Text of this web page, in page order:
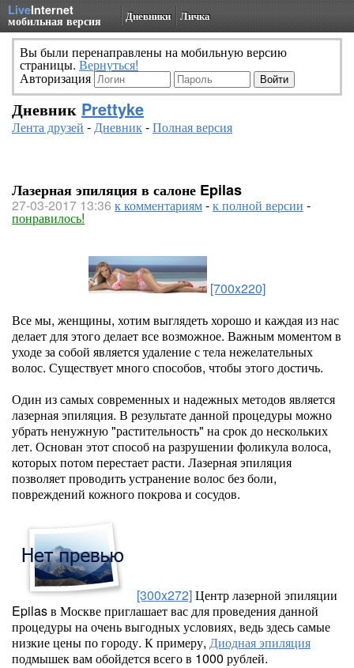
LiveInternet
мобильная версия Дневники Личка
Вы были перенаправлены на мобильную версию
страницы. Вернуться!
Авторизация
Дневник Prettyke
Лента друзей -Дневник-Полная версия
Лазерная эпиляция в салоне Epilas
27-03-2017 13:36 к комментариям-к полной версии -
понравилось!
[700x220]
Все мы, женщины, хотим выглядеть хорошо и каждая из нас
делает для этого делает все возможное. Важным моментом в
уходе за собой является удаление с тела нежелательных
волос. Существует много способов, чтобы этого достичь.
Один из самых современных и надежных методов является
лазерная эпиляция. В результате данной процедуры можно
убрать ненужную "растительность" на срок до нескольких
лет. Основан этот способ на разрушении фоликула волоса,
которых потом перестает расти. Лазерная эпиляция
позволяет проводить устранение волос без боли,
повреждений кожного покрова и сосудов.
[300x272]Центр лазерной эпиляции
Epilas в Москве приглашает вас для проведения данной
процедуры на очень выгодных условиях, ведь здесь самые
низкие цены по городу. К примеру, Диодная эпиляция
подмышек вам обойдется всего в 1000 рублей.